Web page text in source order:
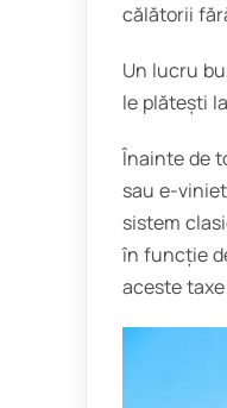
călătorii
Un lucru
le plătești
Înainte de
sau e-
sistem
în funcție
aceste